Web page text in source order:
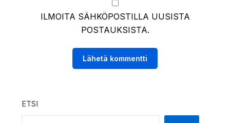
ILMOITA SÄHKÖPOSTILLA UUSISTA
POSTAUKSISTA.
ETSI